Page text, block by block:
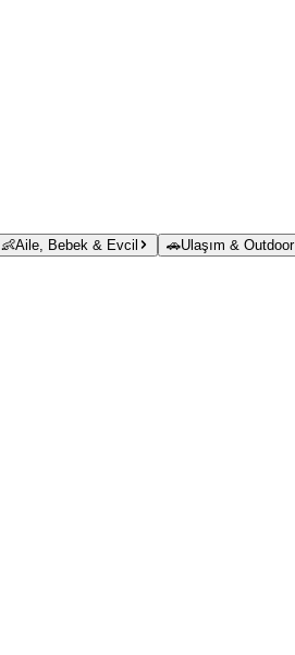
👶Aile, Bebek & Evcil 🚗Ulaşım & Outdoor